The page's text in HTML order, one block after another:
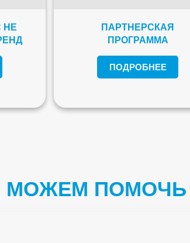
НЕ
ПАРТНЕРСКАЯ
ПРОГРАММА
ПОДРОБНЕЕ
МОЖЕМ ПОМОЧЬ